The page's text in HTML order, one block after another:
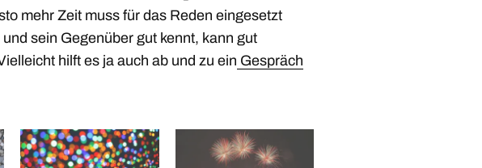
mehr Zeit muss für das Reden eingesetzt
sein Gegenüber gut kennt, kann gut
hilft es ja auch ab und zu ein Gespräch